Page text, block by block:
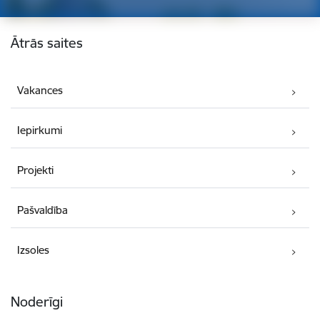
Kājene
Ātrās saites
Vakances
Iepirkumi
Projekti
Pašvaldība
Izsoles
Noderīgi